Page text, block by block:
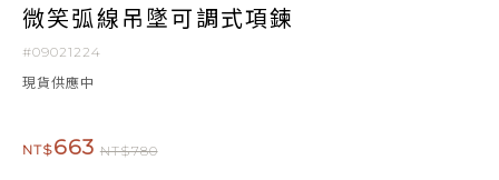
微笑弧線吊墜可調式項鍊
#09021224
現貨供應中
NT$663 NT$780